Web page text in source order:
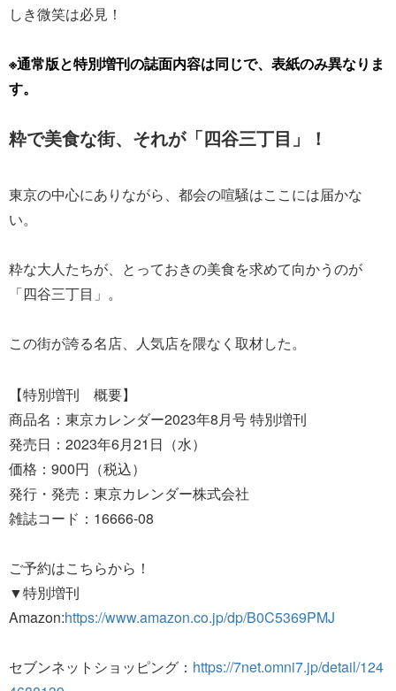
しき微笑は必見！
※通常版と特別増刊の誌面内容は同じで、表紙のみ異なりま
す。
粋で美食な街、それが「四谷三丁目」！
東京の中心にありながら、都会の喧騒はここには届かな
い。
粋な大人たちが、とっておきの美食を求めて向かうのが
「四谷三丁目」。
この街が誇る名店、人気店を隈なく取材した。
【特別増刊 概要】
商品名：東京カレンダー2023年8月号 特別増刊
発売日：2023年6月21日（水）
価格：900円（税込）
発行・発売：東京カレンダー株式会社
雑誌コード：16666‐08
ご予約はこちらから！
▼特別増刊
Amazon:https://www.amazon.co.jp/dp/B0C5369PMJ
セブンネットショッピング： https://7net.omni7.jp/detail/124